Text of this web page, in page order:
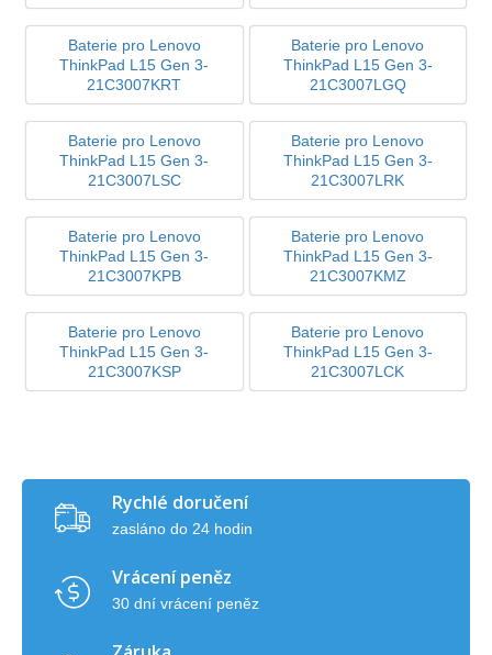
Baterie pro Lenovo
ThinkPad L15 Gen 3-
21C3007KRT
Baterie pro Lenovo
ThinkPad L15 Gen 3-
21C3007LGQ
Baterie pro Lenovo
ThinkPad L15 Gen 3-
21C3007LSC
Baterie pro Lenovo
ThinkPad L15 Gen 3-
21C3007LRK
Baterie pro Lenovo
ThinkPad L15 Gen 3-
21C3007KPB
Baterie pro Lenovo
ThinkPad L15 Gen 3-
21C3007KMZ
Baterie pro Lenovo
ThinkPad L15 Gen 3-
21C3007KSP
Baterie pro Lenovo
ThinkPad L15 Gen 3-
21C3007LCK
Rychlé doručení
zasláno do 24 hodin
Vrácení peněz
30 dní vrácení peněz